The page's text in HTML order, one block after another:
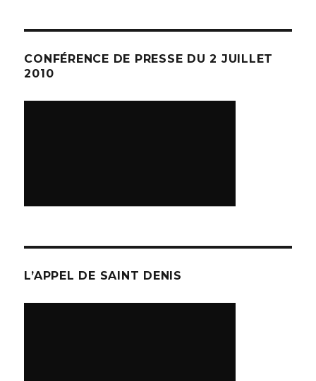
CONFÉRENCE DE PRESSE DU 2 JUILLET
2010
L’APPEL DE SAINT DENIS